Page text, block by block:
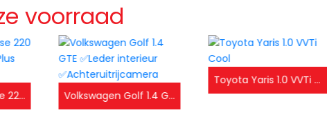
voorraad
Mercedes B-klasse 220 4MATIC Premium Plus AMG Styling Volkswagen Golf 1.4 GTE ✅Leder interieur ✅Achteruitrijcamera
Toyota Yaris 1.0 VVTi Cool